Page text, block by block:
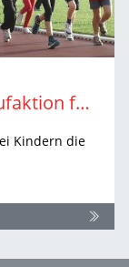
WLV-Kids-Marathon: Neue Laufaktion für Kinder
Kindern die